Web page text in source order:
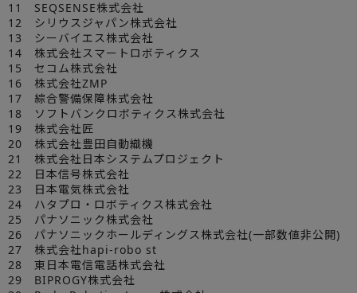
11 SEQSENSE株式会社
12 シリウスジャパン株式会社
13 シーバイエス株式会社
14 株式会社スマートロボティクス
15 セコム株式会社
16 株式会社ZMP
17 綜合警備保障株式会社
18 ソフトバンクロボティクス株式会社
19 株式会社匠
20 株式会社豊田自動織機
21 株式会社日本システムプロジェクト
22 日本信号株式会社
23 日本電気株式会社
24 ハタプロ・ロボティクス株式会社
25 パナソニック株式会社
26 パナソニックホールディングス株式会社(一部数値非公開)
27 株式会社hapi-robo st
28 東日本電信電話株式会社
29 BIPROGY株式会社